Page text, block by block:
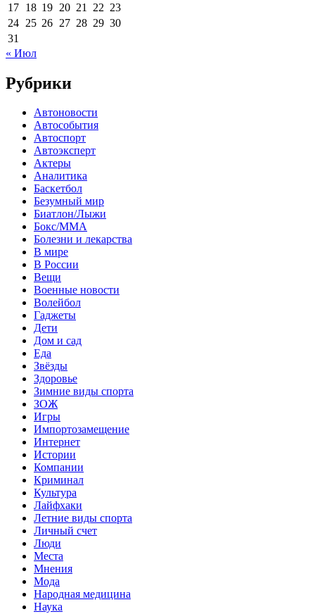
17 18 19 20 21 22 23
24 25 26 27 28 29 30
31
« Июл
Рубрики
Автоновости
Автособытия
Автоспорт
Автоэксперт
Актеры
Аналитика
Баскетбол
Безумный мир
Биатлон/Лыжи
Бокс/MMA
Болезни и лекарства
В мире
В России
Вещи
Военные новости
Волейбол
Гаджеты
Дети
Дом и сад
Еда
Звёзды
Здоровье
Зимние виды спорта
ЗОЖ
Игры
Импортозамещение
Интернет
Истории
Компании
Криминал
Культура
Лайфхаки
Летние виды спорта
Личный счет
Люди
Места
Мнения
Мода
Народная медицина
Наука